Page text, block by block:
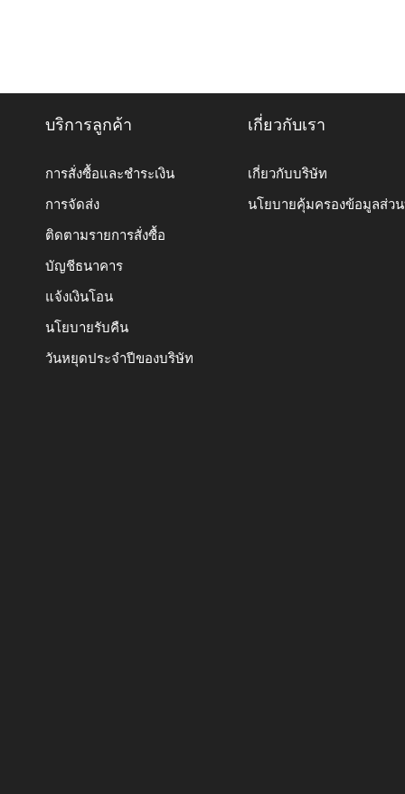
บริการลูกค้า
การสั่งซื้อและชำระเงิน
การจัดส่ง
ติดตามรายการสั่งซื้อ
บัญชีธนาคาร
แจ้งเงินโอน
นโยบายรับคืน
วันหยุดประจำปีของบริษัท
เกี่ยวกับเรา
เกี่ยวกับบริษัท
นโยบายคุ้มครองข้อมูลส่ว